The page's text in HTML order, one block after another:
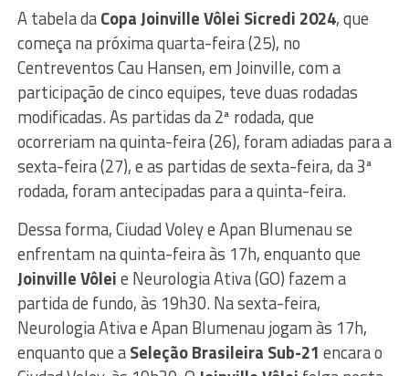
A tabela daCopa Joinville Vôlei Sicredi 2024, que
começa na próxima quarta-feira (25), no
Centreventos Cau Hansen, em Joinville, com a
participação de cinco equipes, teve duas rodadas
modificadas. As partidas da 2ª rodada, que
ocorreriam na quinta-feira (26), foram adiadas para a
sexta-feira (27), e as partidas de sexta-feira, da 3ª
rodada, foram antecipadas para a quinta-feira.
Dessa forma, Ciudad Voley e Apan Blumenau se
enfrentam na quinta-feira às 17h, enquanto que
Joinville Vôleie Neurologia Ativa (GO) fazem a
partida de fundo, às 19h30. Na sexta-feira,
Neurologia Ativa e Apan Blumenau jogam às 17h,
enquanto que aSeleção Brasileira Sub-21 encara o